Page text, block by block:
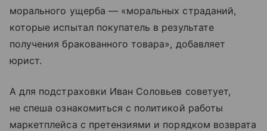
морального ущерба — «моральных страданий,
которые испытал покупатель в результате
получения бракованного товара», добавляет
юрист.
А для подстраховки Иван Соловьев советует,
не спеша ознакомиться с политикой работы
маркетплейса с претензиями и порядком возврата